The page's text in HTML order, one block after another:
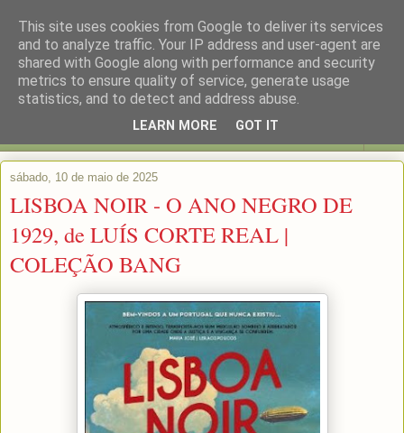
sábado, 10 de maio de 2025
LISBOA NOIR - O ANO NEGRO DE
1929, de LUÍS CORTE REAL |
COLEÇÃO BANG
This site uses cookies from Google to deliver its services
and to analyze traffic. Your IP address and user-agent are
shared with Google along with performance and security
metrics to ensure quality of service, generate usage
statistics, and to detect and address abuse.
LEARN MORE GOT IT